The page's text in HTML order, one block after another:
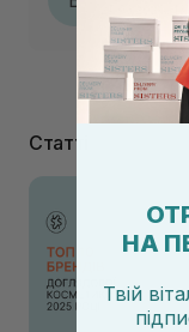
27.03.2026,
Статті
НА
Твій